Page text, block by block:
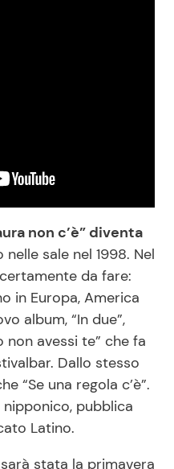
non c’è” diventa
sale nel 1998. Nel
da fare:
in Europa, America
album, “In due”,
non avessi te” che fa
Dallo stesso
“Se una regola c’è”.
pubblica
Latino.
stata la primavera